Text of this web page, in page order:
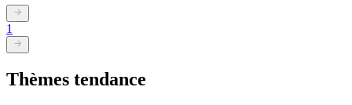
1
Thèmes tendance